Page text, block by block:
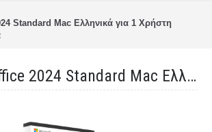
Standard Mac Ελληνικά για 1 Χρήστη
Microsoft Office 2024 Standard Mac Ελληνικά για 1 Χρήστη Ηλεκτρονική Άδεια